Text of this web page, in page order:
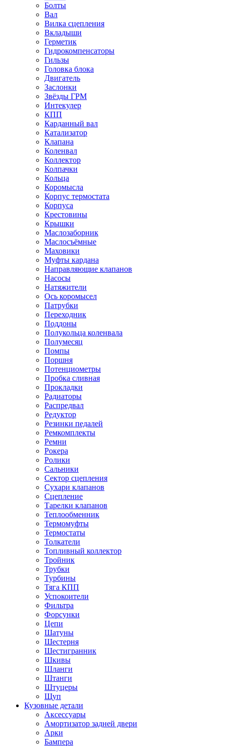
Болты
Вал
Вилка сцепления
Вкладыши
Герметик
Гидрокомпенсаторы
Гильзы
Головка блока
Двигатель
Заслонки
Звёзды ГРМ
Интекулер
КПП
Карданный вал
Катализатор
Клапана
Коленвал
Коллектор
Колпачки
Кольца
Коромысла
Корпус термостата
Корпуса
Крестовины
Крышки
Маслозаборник
Маслосъёмные
Маховики
Муфты кардана
Направляющие клапанов
Насосы
Натяжители
Ось коромысел
Патрубки
Переходник
Поддоны
Полукольца коленвала
Полумесяц
Помпы
Поршня
Потенциометры
Пробка сливная
Прокладки
Радиаторы
Распредвал
Редуктор
Резинки педалей
Ремкомплекты
Ремни
Рокера
Ролики
Сальники
Сектор сцепления
Сухари клапанов
Сцепление
Тарелки клапанов
Теплообменник
Термомуфты
Термостаты
Толкатели
Топливный коллектор
Тройник
Трубки
Турбины
Тяга КПП
Успокоители
Фильтра
Форсунки
Цепи
Шатуны
Шестерня
Шестигранник
Шкивы
Шланги
Штанги
Штуцеры
Щуп
Кузовные детали
Аксессуары
Амортизатор задней двери
Арки
Бампера